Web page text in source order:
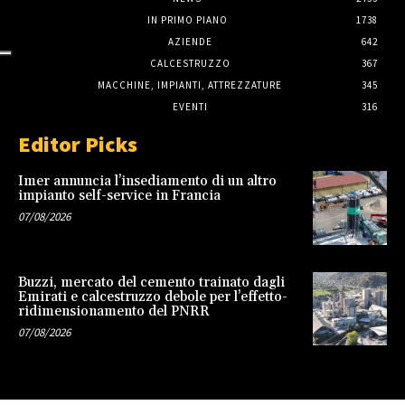
IN PRIMO PIANO
1738
AZIENDE
642
CALCESTRUZZO
367
MACCHINE, IMPIANTI, ATTREZZATURE
345
EVENTI
316
Editor Picks
Imer annuncia l’insediamento di un altro
impianto self-service in Francia
07/08/2026
Buzzi, mercato del cemento trainato dagli
Emirati e calcestruzzo debole per l’effetto-
ridimensionamento del PNRR
07/08/2026